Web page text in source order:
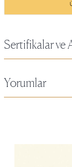
Sertifikalar ve
Yorumlar